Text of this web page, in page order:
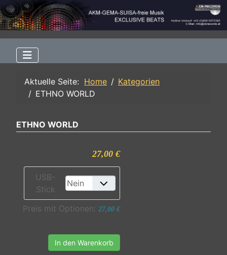
Aktuelle Seite: Home
Kategorien
ETHNO WORLD
ETHNO WORLD
27,00 €
USB-
Stick
Preis mit Optionen: 27,00 €
In den Warenkorb